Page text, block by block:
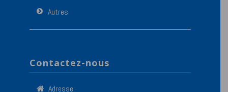
Autres
Contactez-nous
Adresse: